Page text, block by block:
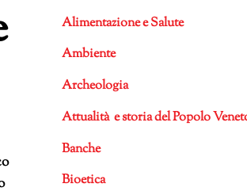
Alimentazione e Salute
Ambiente
Archeologia
Attualità e storia del Popolo
Banche
Bioetica